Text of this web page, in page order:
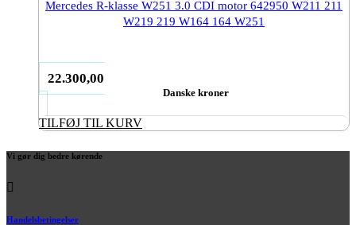
Mercedes R-klasse W251 3.0 CDI motor 642950 W211 211
W219 219 W164 164 W251
22.300,00
Danske kroner
TILFØJ TIL KURV
Vi gør dig bedre kørende
Handelsbetingelser